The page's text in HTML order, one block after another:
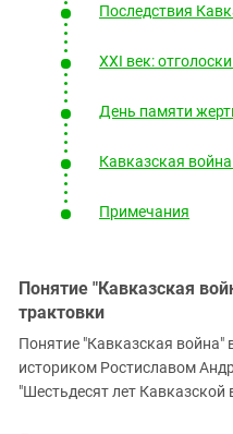
Последствия
XXI век:
День памяти
Кавказская
Примечания
Понятие "Кавказская
трактовки
Понятие "Кавказская
историком Ростиславом
"Шестьдесят лет